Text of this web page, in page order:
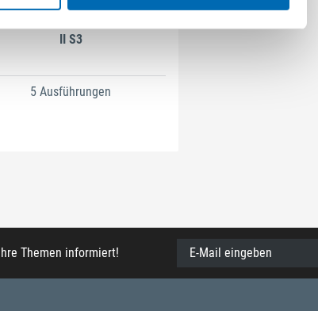
II S3
5 Ausführungen
Themen informiert! E-Mail eingeben